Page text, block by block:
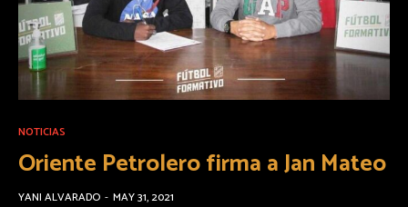
NOTICIAS
Oriente Petrolero firma a Jan Mateo
YANI ALVARADO - MAY 31, 2021